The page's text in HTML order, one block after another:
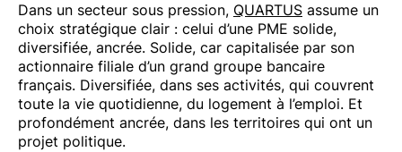
Dans un secteur sous pression, QUARTUS assume un
choix stratégique clair : celui d’une PME solide,
diversifiée, ancrée. Solide, car capitalisée par son
actionnaire filiale d’un grand groupe bancaire
français. Diversifiée, dans ses activités, qui couvrent
toute la vie quotidienne, du logement à l’emploi. Et
profondément ancrée, dans les territoires qui ont un
projet politique.